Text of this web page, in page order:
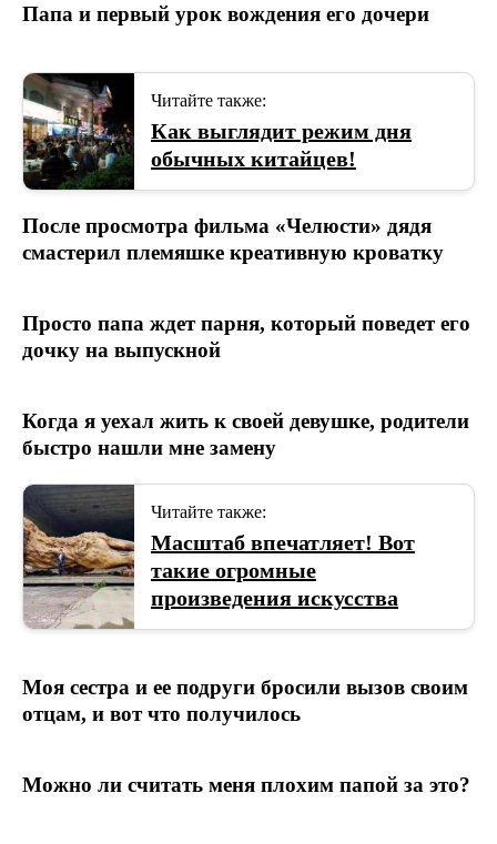
Папа и первый урок вождения его дочери
Читайте также:
Как выглядит режим дня
обычных китайцев!
После просмотра фильма «Челюсти» дядя
смастерил племяшке креативную кроватку
Просто папа ждет парня, который поведет его
дочку на выпускной
Когда я уехал жить к своей девушке, родители
быстро нашли мне замену
Читайте также:
Масштаб впечатляет! Вот
такие огромные
произведения искусства
Моя сестра и ее подруги бросили вызов своим
отцам, и вот что получилось
Можно ли считать меня плохим папой за это?